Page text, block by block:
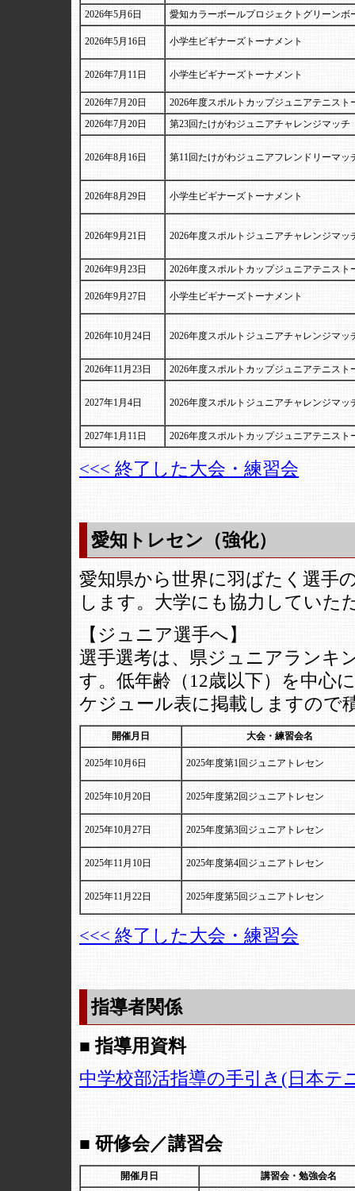
2026年5月6日 愛知カラーボールプロジェクトグリーンボ
2026年5月16日 小学生ビギナーズトーナメント
2026年7月11日 小学生ビギナーズトーナメント
2026年7月20日
2026年度スポルトカップジュニアテニスト
2026年7月20日
第23回たけがわジュニアチャレンジマッチ
2026年8月16日 第11回たけがわジュニアフレンドリーマッ
2026年8月29日 小学生ビギナーズトーナメント
2026年9月21日 2026年度スポルトジュニアチャレンジマッ
2026年9月23日 2026年度スポルトカップジュニアテニスト
2026年9月27日 小学生ビギナーズトーナメント
2026年10月24日 2026年度スポルトジュニアチャレンジマッ
2026年11月23日 2026年度スポルトカップジュニアテニスト
2027年1月4日 2026年度スポルトジュニアチャレンジマッ
2027年1月11日 2026年度スポルトカップジュニアテニスト
<<< 終了した大会・練習会
愛知トレセン（強化）
愛知県から世界に羽ばたく選手
します。大学にも協力していた
【ジュニア選手へ】
選手選考は、県ジュニアランキ
す。低年齢（12歳以下）を中心
ケジュール表に掲載しますので
開催月日 大会・練習会名
2025年10月6日 2025年度第1回ジュニアトレセン
2025年10月20日 2025年度第2回ジュニアトレセン
2025年10月27日 2025年度第3回ジュニアトレセン
2025年11月10日 2025年度第4回ジュニアトレセン
2025年11月22日 2025年度第5回ジュニアトレセン
<<< 終了した大会・練習会
指導者関係
■ 指導用資料
中学校部活指導の手引き(日本テ
■ 研修会／講習会
開催月日 講習会・勉強会名